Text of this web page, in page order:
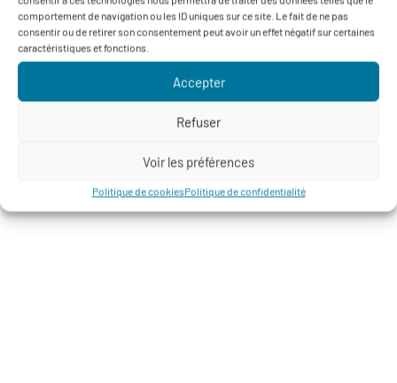
comportement de navigation ou les ID uniques sur ce site. Le fait de ne pas
consentir ou de retirer son consentement peut avoir un effet négatif sur certaines
caractéristiques et fonctions.
Accepter
Refuser
Voir les préférences
Politique de cookiesPolitique de confidentialité